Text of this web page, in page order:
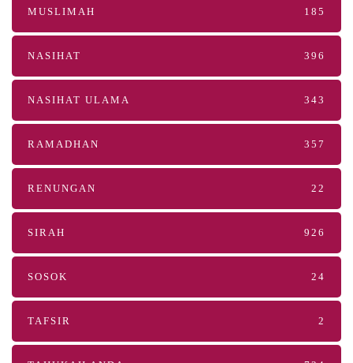
MUSLIMAH 185
NASIHAT 396
NASIHAT ULAMA 343
RAMADHAN 357
RENUNGAN 22
SIRAH 926
SOSOK 24
TAFSIR 2